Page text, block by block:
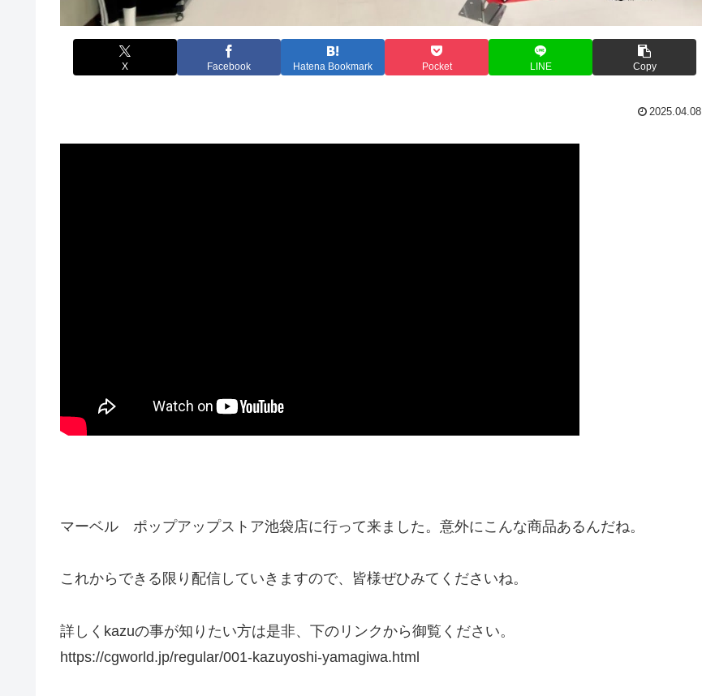
X Facebook Hatena Bookmark Pocket LINE Copy
2025.04.08
マーベル ポップアップストア池袋店に行って来ました。意外にこんな商品あるんだね。
これからできる限り配信していきますので、皆様ぜひみてくださいね。
詳しくkazuの事が知りたい方は是非、下のリンクから御覧ください。
https://cgworld.jp/regular/001-kazuyoshi-yamagiwa.html